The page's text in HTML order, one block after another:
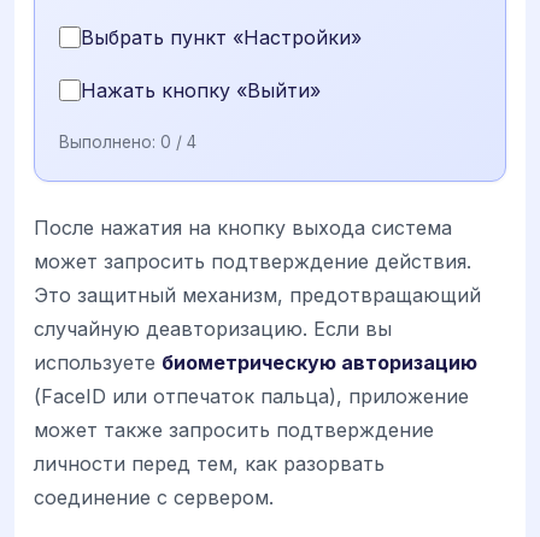
Выбрать пункт «Настройки»
Нажать кнопку «Выйти»
Выполнено: 0 / 4
После нажатия на кнопку выхода система
может запросить подтверждение действия.
Это защитный механизм, предотвращающий
случайную деавторизацию. Если вы
используете биометрическую авторизацию
(FaceID или отпечаток пальца), приложение
может также запросить подтверждение
личности перед тем, как разорвать
соединение с сервером.